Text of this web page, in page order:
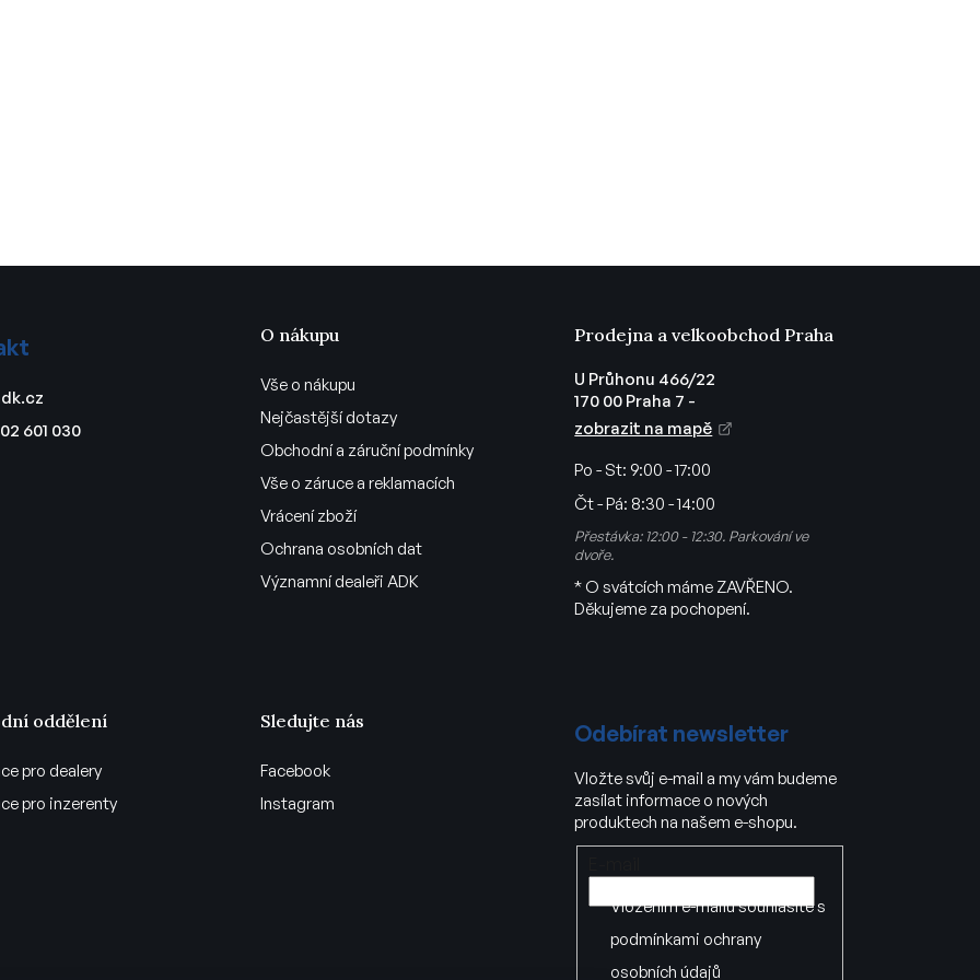
601 030
O nákupu
Vše o nákupu
Nejčastější dotazy
Obchodní a záruční podmínky
Vše o záruce a reklamacích
Vrácení zboží
Ochrana osobních dat
Významní dealeři ADK
Prodejna a velkoobchod Praha
U Průhonu 466/22
170 00 Praha 7 -
zobrazit na mapě
Po - St: 9:00 - 17:00
Čt - Pá: 8:30 - 14:00
Přestávka: 12:00 - 12:30. Parkování ve
dvoře.
* O svátcích máme ZAVŘENO.
Děkujeme za pochopení.
oddělení
pro dealery
pro inzerenty
Sledujte nás
Facebook
Instagram
Odebírat newsletter
Vložte svůj e-mail a my vám budeme
zasílat informace o nových
produktech na našem e-shopu.
Vložením e-mailu souhlasíte s
podmínkami ochrany
osobních údajů